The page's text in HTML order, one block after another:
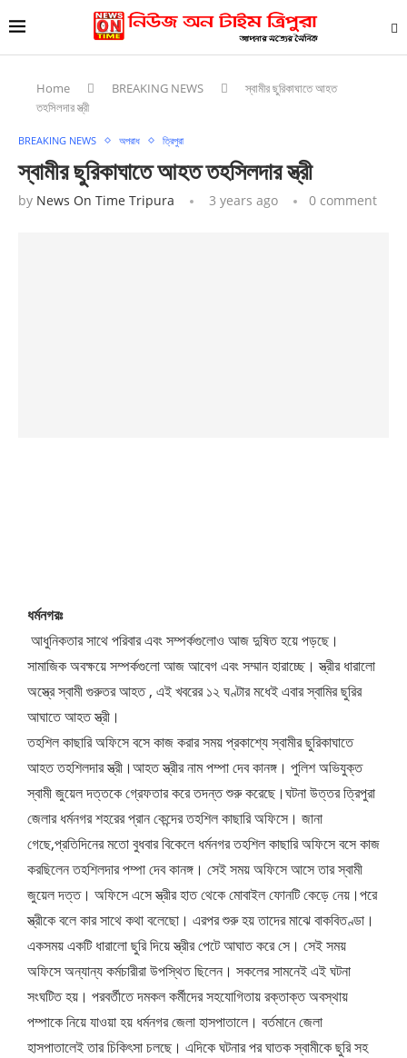
Home BREAKING NEWS
স্বামীর ছুরিকাঘাতে আহত
তহসিলদার স্ত্রী
BREAKING NEWS অপরাধ ত্রিপুরা
স্বামীর ছুরিকাঘাতে আহত তহসিলদার স্ত্রী
by News On Time Tripura 3 years ago 0 comment
ধর্মনগরঃ
আধুনিকতার সাথে পরিবার এবং সম্পর্কগুলোও আজ দুষিত হয়ে পড়ছে।
সামাজিক অবক্ষয়ে সম্পর্কগুলো আজ আবেগ এবং সম্মান হারাচ্ছে। স্ত্রীর ধারালো
অস্ত্রে স্বামী গুরুতর আহত , এই খবরের ১২ ঘণ্টার মধেই এবার স্বামির ছুরির
আঘাতে আহত স্ত্রী।
তহশিল কাছারি অফিসে বসে কাজ করার সময় প্রকাশ্যে স্বামীর ছুরিকাঘাতে
আহত তহশিলদার স্ত্রী।আহত স্ত্রীর নাম পম্পা দেব কানঙ্গ। পুলিশ অভিযুক্ত
স্বামী জুয়েল দত্তকে গ্রেফতার করে তদন্ত শুরু করেছে।ঘটনা উত্তর ত্রিপুরা
জেলার ধর্মনগর শহরের প্রান কেন্দের তহশিল কাছারি অফিসে। জানা
গেছে,প্রতিদিনের মতো বুধবার বিকেলে ধর্মনগর তহশিল কাছারি অফিসে বসে কাজ
করছিলেন তহশিলদার পম্পা দেব কানঙ্গ। সেই সময় অফিসে আসে তার স্বামী
জুয়েল দত্ত। অফিসে এসে স্ত্রীর হাত থেকে মোবাইল ফোনটি কেড়ে নেয়।পরে
স্ত্রীকে বলে কার সাথে কথা বলেছো। এরপর শুরু হয় তাদের মাঝে বাকবিতণ্ডা।
একসময় একটি ধারালো ছুরি দিয়ে স্ত্রীর পেটে আঘাত করে সে। সেই সময়
অফিসে অন্যান্য কর্মচারীরা উপস্থিত ছিলেন। সকলের সামনেই এই ঘটনা
সংঘটিত হয়। পরবর্তীতে দমকল কর্মীদের সহযোগিতায় রক্তাক্ত অবস্থায়
পম্পাকে নিয়ে যাওয়া হয় ধর্মনগর জেলা হাসপাতালে। বর্তমানে জেলা
হাসপাতালেই তার চিকিৎসা চলছে। এদিকে ঘটনার পর ঘাতক স্বামীকে ছুরি সহ